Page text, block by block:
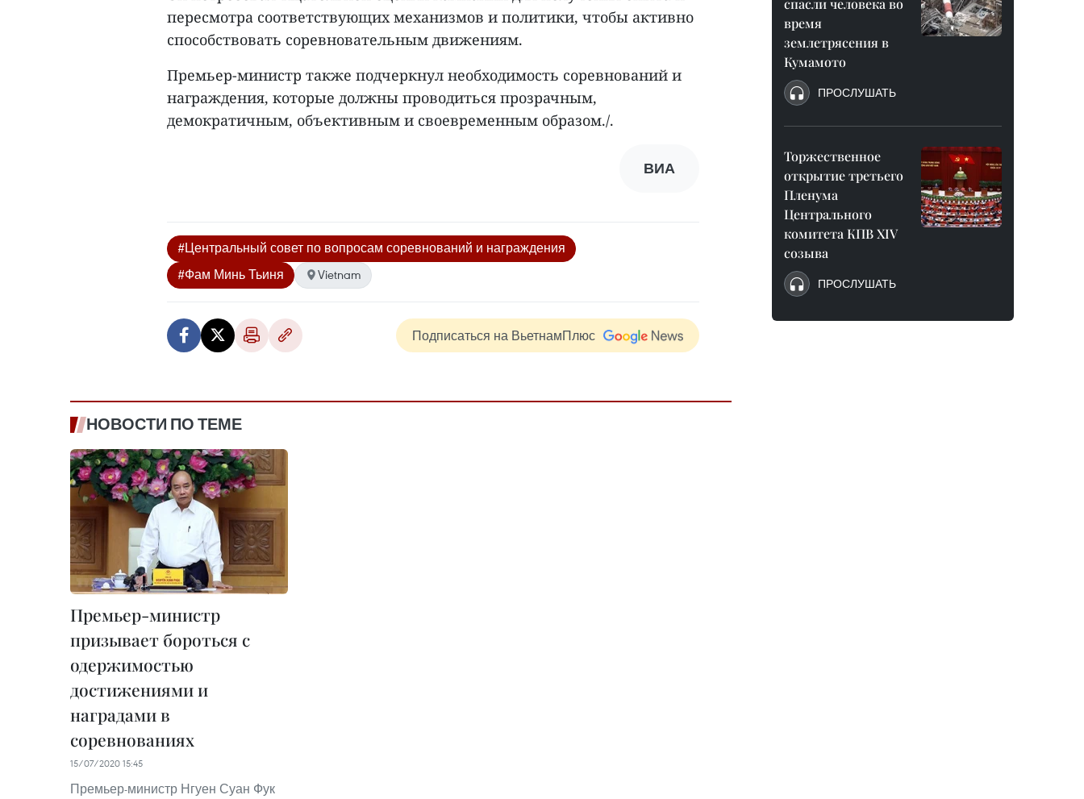
пересмотра соответствующих механизмов и политики, чтобы активно
способствовать соревновательным движениям.
Премьер-министр также подчеркнул необходимость соревнований и
награждения, которые должны проводиться прозрачным,
демократичным, объективным и своевременным образом./.
ВИА
#Центральный совет по вопросам соревнований и награждения
#Фам Минь Тьиня
Vietnam
Подписаться на ВьетнамПлюс
НОВОСТИ ПО ТЕМЕ
Премьер-министр
призывает бороться с
одержимостью
достижениями и
наградами в
соревнованиях
15/07/2020 15:45
Премьер-министр Нгуен Суан Фук
спасли человека во
время
землетрясения в
Кумамото
ПРОСЛУШАТЬ
Торжественное
открытие третьего
Пленума
Центрального
комитета КПВ XIV
созыва
ПРОСЛУШАТЬ